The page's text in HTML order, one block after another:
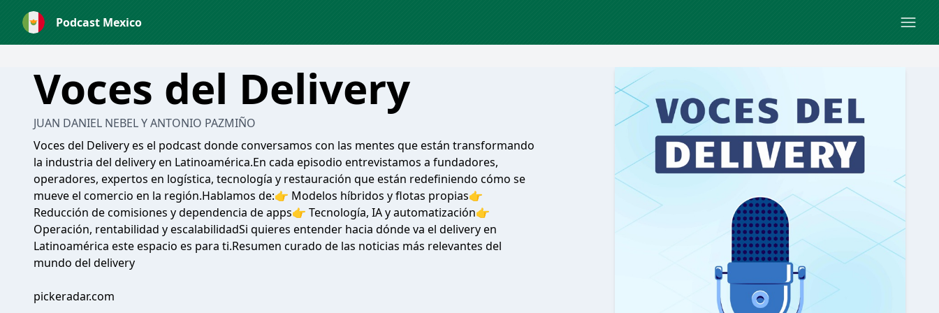
Podcast Mexico
Voces del Delivery
JUAN DANIEL NEBEL Y ANTONIO PAZMIÑO
Voces del Delivery es el podcast donde conversamos con las mentes que están transformando
la industria del delivery en Latinoamérica.En cada episodio entrevistamos a fundadores,
operadores, expertos en logística, tecnología y restauración que están redefiniendo cómo se
mueve el comercio en la región.Hablamos de:👉 Modelos híbridos y flotas propias👉
Reducción de comisiones y dependencia de apps👉 Tecnología, IA y automatización👉
Operación, rentabilidad y escalabilidadSi quieres entender hacia dónde va el delivery en
Latinoamérica este espacio es para ti.Resumen curado de las noticias más relevantes del
mundo del delivery
pickeradar.com